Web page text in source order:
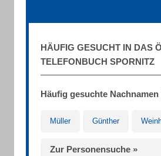
HÄUFIG GESUCHT IN DAS
TELEFONBUCH SPORNITZ
Häufig gesuchte
Müller Günther
Zur Personensuche »